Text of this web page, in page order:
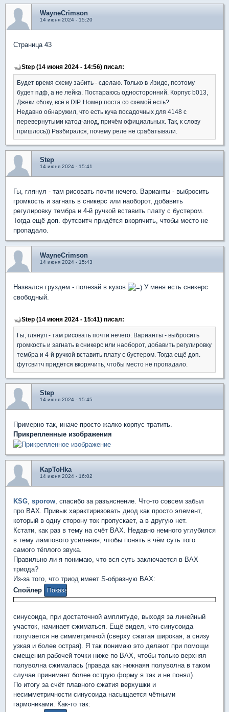
WayneCrimson
14 июня 2024 - 15:20
Страница 43
Step (14 июня 2024 - 14:56) писал:
Будет время схему забить - сделаю. Только в Изиде, поэтому
будет пдф, а не лейка. Постараюсь односторонний. Корпус b013,
Джеки сбоку, всё в DIP. Номер поста со схемой есть?
Недавно обнаружил, что есть куча посадочных для 4148 с
перевернутыми катод-анод, причём официальных. Так, к слову
пришлось)) Разбирался, почему реле не срабатывали.
Step
14 июня 2024 - 15:41
Гы, глянул - там рисовать почти нечего. Варианты - выбросить
громкость и загнать в сникерс или наоборот, добавить
регулировку тембра и 4-й ручкой вставить плату с бустером.
Тогда ещё доп. футсвитч придётся вкорячить, чтобы место не
пропадало.
WayneCrimson
14 июня 2024 - 15:43
Назвался груздем - полезай в кузов
У меня есть сникерс
свободный.
Step (14 июня 2024 - 15:41) писал:
Гы, глянул - там рисовать почти нечего. Варианты - выбросить
громкость и загнать в сникерс или наоборот, добавить регулировку
тембра и 4-й ручкой вставить плату с бустером. Тогда ещё доп.
футсвитч придётся вкорячить, чтобы место не пропадало.
Step
14 июня 2024 - 15:45
Примерно так, иначе просто жалко корпус тратить.
Прикрепленные изображения
KapToHka
14 июня 2024 - 16:02
KSG, sporow, спасибо за разъяснение. Что-то совсем забыл
про ВАХ. Привык характиризовать диод как просто элемент,
который в одну сторону ток пропускает, а в другую нет.
Кстати, как раз в тему на счёт ВАХ. Недавно немного углубился
в тему лампового усиления, чтобы понять в чём суть того
самого тёплого звука.
Правильно ли я понимаю, что вся суть заключается в ВАХ
триода?
Из-за того, что триод имеет S-образную ВАХ:
Спойлер
синусоида, при достаточной амплитуде, выходя за линейный
участок, начинает сжиматься. Ещё видел, что синусоида
получается не симметричной (сверху сжатая широкая, а снизу
узкая и более острая). Я так понимаю это делают при помощи
смещения рабочей точки ниже по ВАХ, чтобы только верхняя
полуволна сжималась (правда как нижнаяя полуволна в таком
случае принимает более острую форму я так и не понял).
По итогу за счёт плавного сжатия верхушки и
несимметричности синусоида насыщается чётными
гармониками. Как-то так: